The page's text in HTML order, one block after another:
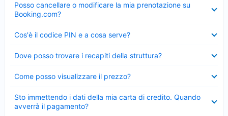
Posso cancellare o modificare la mia prenotazione su
Booking.com?
chiuso
Cos'è il codice PIN e a cosa serve?
chiuso
Dove posso trovare i recapiti della struttura?
chiuso
Come posso visualizzare il prezzo?
chiuso
Sto immettendo i dati della mia carta di credito. Quando
avverrà il pagamento?
chiuso